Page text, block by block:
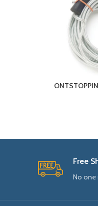
Free
No one